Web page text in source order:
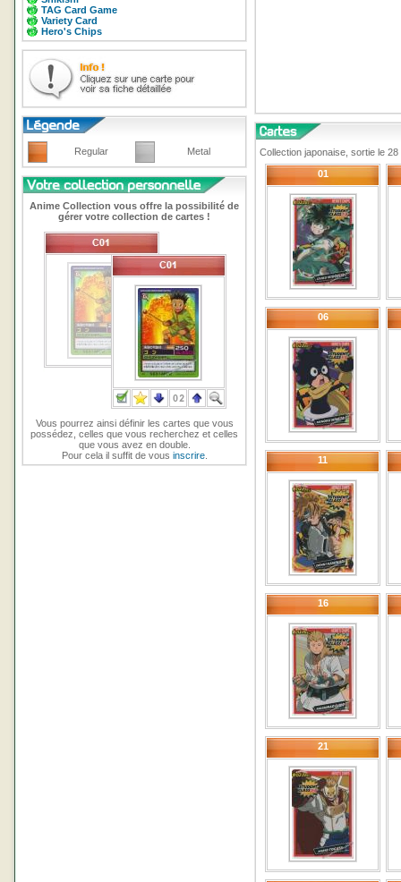
TAG Card Game
Variety Card
Hero's Chips
Regular Metal
Anime Collection vous offre la possibilité de
gérer votre collection de cartes !
Vous pourrez ainsi définir les cartes que vous
possédez, celles que vous recherchez et celles
que vous avez en double.
Pour cela il suffit de vous inscrire.
Collection japonaise, sortie le
01
06
11
16
21